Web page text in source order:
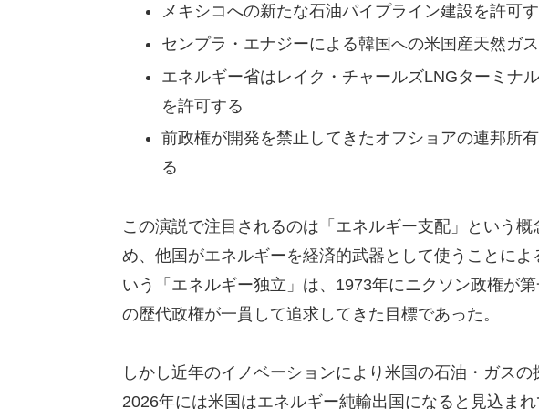
メキシコへの新たな石油パイプライン建設を許可
センプラ・エナジーによる韓国への米国産天然ガ
エネルギー省はレイク・チャールズLNGターミナ
を許可する
前政権が開発を禁止してきたオフショアの連邦所
る
この演説で注目されるのは「エネルギー支配」という
め、他国がエネルギーを経済的武器として使うことに
いう「エネルギー独立」は、1973年にニクソン政権が
の歴代政権が一貫して追求してきた目標であった。
しかし近年のイノベーションにより米国の石油・ガスの
2026年には米国はエネルギー純輸出国になると見込ま